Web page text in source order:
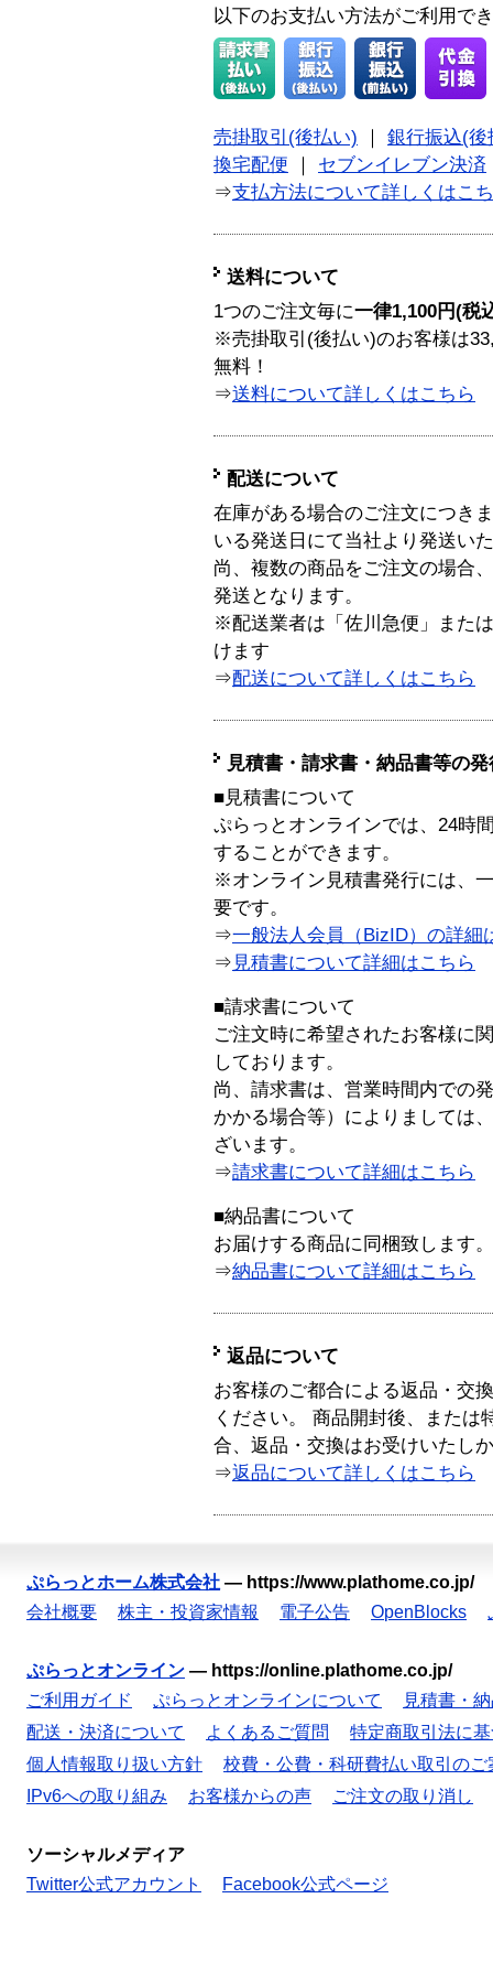
以下のお支払い方法がご利用で
売掛取引(後払い)
銀行振込(後
換宅配便
セブンイレブン決済
⇒支払方法について詳しくはこ
送料について
1つのご注文毎に一律1,100円(税
※売掛取引(後払い)のお客様は
無料！
⇒送料について詳しくはこちら
配送について
在庫がある場合のご注文につき
いる発送日にて当社より発送い
尚、複数の商品をご注文の場合
発送となります。
※配送業者は「佐川急便」また
けます
⇒配送について詳しくはこちら
見積書・請求書・納品書等の
■見積書について
ぷらっとオンラインでは、24時
することができます。
※オンライン見積書発行には、
要です。
⇒一般法人会員（BizID）の詳細
⇒ 見積書について詳細はこちら
■請求書について
ご注文時に希望されたお客様に
しております。
尚、請求書は、営業時間内での
かかる場合等）によりましては
ざいます。
⇒請求書について詳細はこちら
■納品書について
お届けする商品に同梱致します。
⇒納品書について詳細はこちら
返品について
お客様のご都合による返品・交
ください。 商品開封後、または
合、返品・交換はお受けいたし
⇒返品について詳しくはこちら
ぷらっとホーム株式会社 — https://www.plathome.co.jp/
会社概要
株主・投資家情報 電子公告 OpenBlocks
ぷらっとオンライン — https://online.plathome.co.jp/
ご利用ガイド
ぷらっとオンラインについて
見積書・
配送・決済について
よくあるご質問
特定商取引法に
個人情報取り扱い方針
校費・公費・科研費払い取引のご
IPv6への取り組み
お客様からの声 ご注文の取り消し
ソーシャルメディア
Twitter公式アカウント
Facebook公式ページ